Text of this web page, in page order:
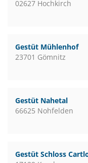
02627 Hochkirch
Gestüt Mühlenhof
23701 Gömnitz
Gestüt Nahetal
66625 Nohfelden
Gestüt Schloss